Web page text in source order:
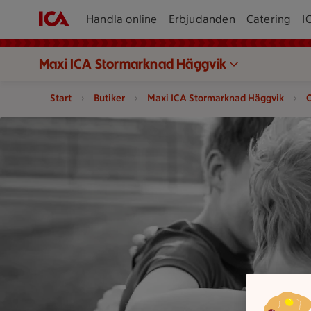
Handla online Erbjudanden Catering
Maxi ICA Stormarknad Häggvik
Start Butiker Maxi ICA Stormarknad Häggvik
bilder visar ett gäng barn som peppar varandra vid idrott